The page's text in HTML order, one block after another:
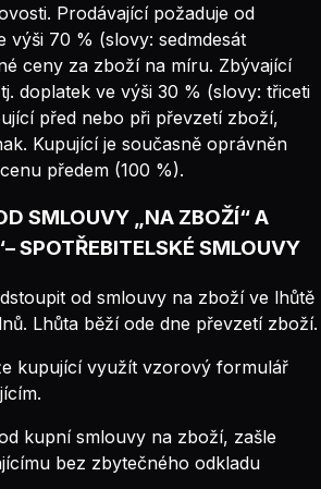
Prodávající požaduje od
výši 70 % (slovy: sedmdesát
ceny za zboží na míru. Zbývající
doplatek ve výši 30 % (slovy: třiceti
před nebo při převzetí zboží,
Kupující je současně oprávněn
předem (100 %).
SMLOUVY „NA ZBOŽÍ“ A
SPOTŘEBITELSKÉ SMLOUVY
od smlouvy na zboží ve lhůtě
Lhůta běží ode dne převzetí zboží.
kupující využít vzorový formulář
kupní smlouvy na zboží, zašle
bez zbytečného odkladu